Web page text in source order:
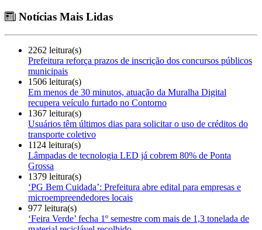
Notícias Mais Lidas
2262 leitura(s)
Prefeitura reforça prazos de inscrição dos concursos públicos
municipais
1506 leitura(s)
Em menos de 30 minutos, atuação da Muralha Digital
recupera veículo furtado no Contorno
1367 leitura(s)
Usuários têm últimos dias para solicitar o uso de créditos do
transporte coletivo
1124 leitura(s)
Lâmpadas de tecnologia LED já cobrem 80% de Ponta
Grossa
1379 leitura(s)
‘PG Bem Cuidada’: Prefeitura abre edital para empresas e
microempreendedores locais
977 leitura(s)
‘Feira Verde’ fecha 1º semestre com mais de 1,3 tonelada de